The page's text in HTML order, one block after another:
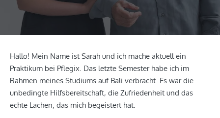
Hallo! Mein Name ist Sarah und ich mache aktuell ein
Praktikum bei Pflegix. Das letzte Semester habe ich im
Rahmen meines Studiums auf Bali verbracht. Es war die
unbedingte Hilfsbereitschaft, die Zufriedenheit und das
echte Lachen, das mich begeistert hat.